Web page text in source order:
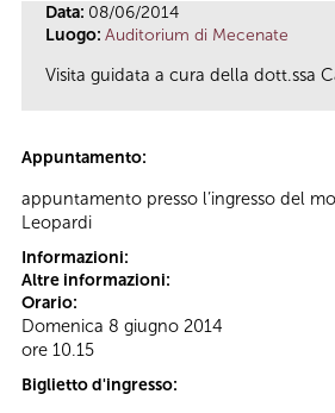
Data: 08/06/2014
Luogo: Auditorium di Mecenate
Visita guidata a cura della dott.ssa
Appuntamento:
appuntamento presso l’ingresso del
Leopardi
Informazioni:
Altre informazioni:
Orario:
Domenica 8 giugno 2014
ore 10.15
Biglietto d'ingresso: